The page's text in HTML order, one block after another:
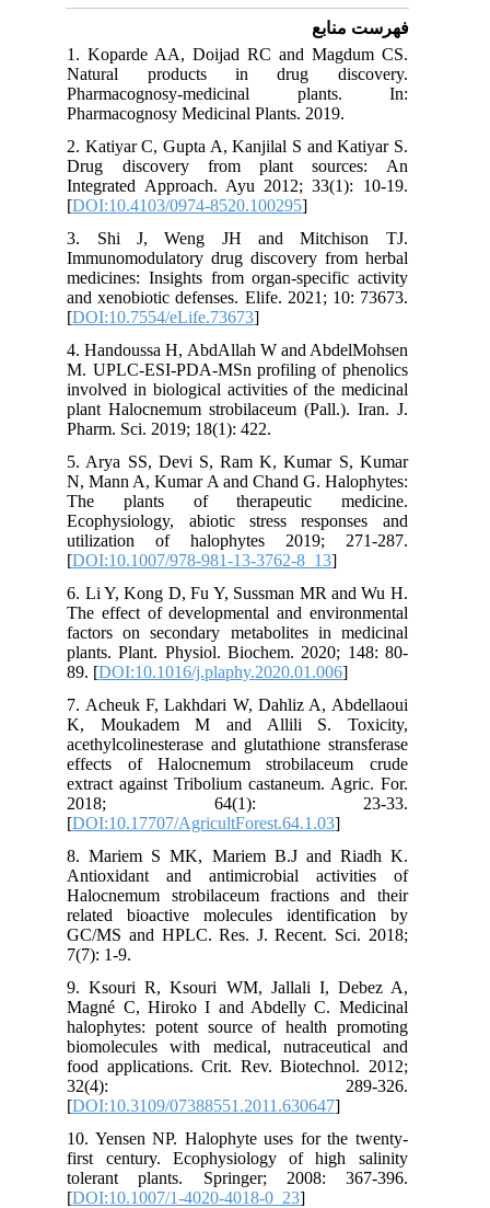
فهرست منابع
1. Koparde AA, Doijad RC and Magdum CS.
Natural products in drug discovery.
Pharmacognosy-medicinal plants. In:
Pharmacognosy Medicinal Plants. 2019.
2. Katiyar C, Gupta A, Kanjilal S and Katiyar S.
Drug discovery from plant sources: An
Integrated Approach. Ayu 2012; 33(1): 10-19.
[DOI:10.4103/0974-8520.100295
3. Shi J, Weng JH and Mitchison TJ.
Immunomodulatory drug discovery from herbal
medicines: Insights from organ-specific activity
and xenobiotic defenses. Elife. 2021; 10: 73673.
[DOI:10.7554/eLife.73673
4. Handoussa H, AbdAllah W and AbdelMohsen
M. UPLC-ESI-PDA-MSn profiling of phenolics
involved in biological activities of the medicinal
plant Halocnemum strobilaceum (Pall.). Iran. J.
Pharm. Sci. 2019; 18(1): 422.
5. Arya SS, Devi S, Ram K, Kumar S, Kumar
N, Mann A, Kumar A and Chand G. Halophytes:
The plants of therapeutic medicine.
Ecophysiology, abiotic stress responses and
utilization of halophytes 2019; 271-287.
[DOI:10.1007/978-981-13-3762-8_13
6. Li Y, Kong D, Fu Y, Sussman MR and Wu H.
The effect of developmental and environmental
factors on secondary metabolites in medicinal
plants. Plant. Physiol. Biochem. 2020; 148: 80-
89. [DOI:10.1016/j.plaphy.2020.01.006
7. Acheuk F, Lakhdari W, Dahliz A, Abdellaoui
K, Moukadem M and Allili S. Toxicity,
acethylcolinesterase and glutathione stransferase
effects of Halocnemum strobilaceum crude
extract against Tribolium castaneum. Agric. For.
2018; 64(1): 23-33.
[DOI:10.17707/AgricultForest.64.1.03
8. Mariem S MK, Mariem B.J and Riadh K.
Antioxidant and antimicrobial activities of
Halocnemum strobilaceum fractions and their
related bioactive molecules identification by
GC/MS and HPLC. Res. J. Recent. Sci. 2018;
7(7): 1-9.
9. Ksouri R, Ksouri WM, Jallali I, Debez A,
Magné C, Hiroko I and Abdelly C. Medicinal
halophytes: potent source of health promoting
biomolecules with medical, nutraceutical and
food applications. Crit. Rev. Biotechnol. 2012;
32(4): 289-326.
[DOI:10.3109/07388551.2011.630647
10. Yensen NP. Halophyte uses for the twenty-
first century. Ecophysiology of high salinity
tolerant plants. Springer; 2008: 367-396.
[DOI:10.1007/1-4020-4018-0_23